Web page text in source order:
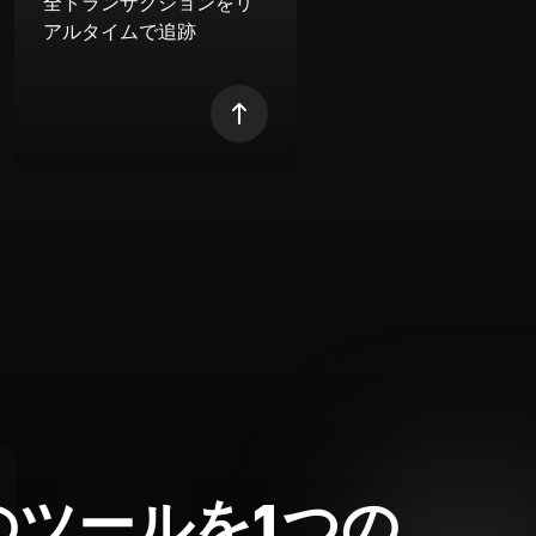
アルタイムで追跡